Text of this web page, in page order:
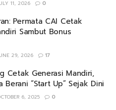
11, 2026 0
Permata CAI Cetak
Sambut Bonus
29, 2026 17
Cetak Generasi Mandiri,
Berani “Start Up” Sejak Dini
6, 2025 0